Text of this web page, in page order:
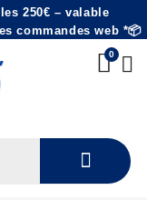
250€ – valable
commandes web *📦